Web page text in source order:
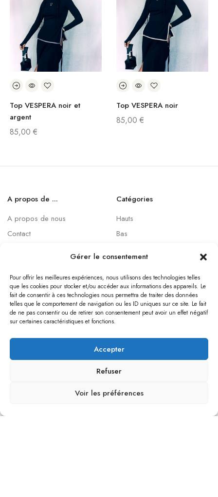
Gérer le consentement
Pour offrir les meilleures expériences, nous utilisons des technologies telles
que les cookies pour stocker et/ou accéder aux informations des appareils. Le
fait de consentir à ces technologies nous permettra de traiter des données
telles que le comportement de navigation ou les ID uniques sur ce site. Le fait
de ne pas consentir ou de retirer son consentement peut avoir un effet négatif
sur certaines caractéristiques et fonctions.
Accepter
Refuser
Voir les préférences
Top VESPERA noir et
argent
85,00 €
Top VESPERA noir
85,00 €
A propos de ...
A propos de nous
Contact
Catégories
Hauts
Bas
Collections
Collection 2024
Informations
Conditions Générales de
Politique de confidentialité
Conditions Générales
d'Utilisation